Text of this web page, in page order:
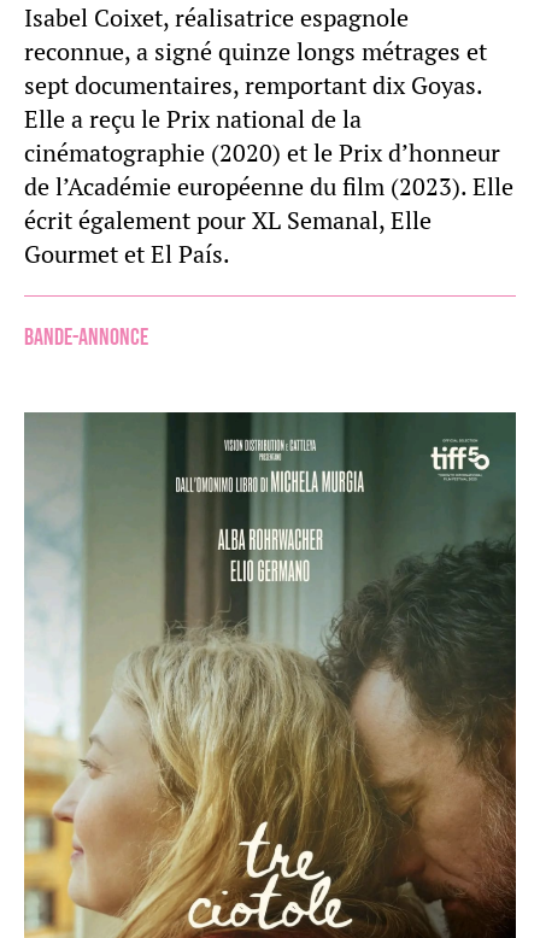
Isabel Coixet, réalisatrice espagnole
reconnue, a signé quinze longs métrages et
sept documentaires, remportant dix Goyas.
Elle a reçu le Prix national de la
cinématographie (2020) et le Prix d’honneur
de l’Académie européenne du film (2023). Elle
écrit également pour XL Semanal, Elle
Gourmet et El País.
Bande-annonce